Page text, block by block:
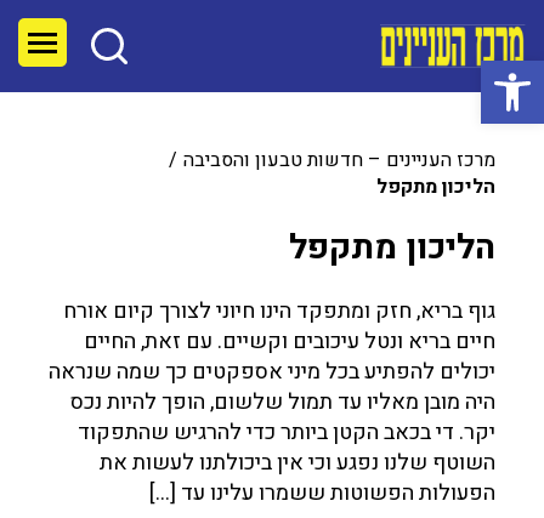
פתח סרגל נגישות
מרכז העניינים – חדשות טבעון והסביבה
הליכון מתקפל
הליכון מתקפל
גוף בריא, חזק ומתפקד הינו חיוני לצורך קיום אורח
חיים בריא ונטל עיכובים וקשיים. עם זאת, החיים
יכולים להפתיע בכל מיני אספקטים כך שמה שנראה
היה מובן מאליו עד תמול שלשום, הופך להיות נכס
יקר. די בכאב הקטן ביותר כדי להרגיש שהתפקוד
השוטף שלנו נפגע וכי אין ביכולתנו לעשות את
הפעולות הפשוטות ששמרו עלינו עד […]